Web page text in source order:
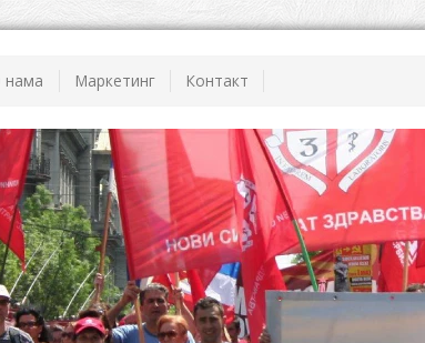
нама Маркетинг Контакт